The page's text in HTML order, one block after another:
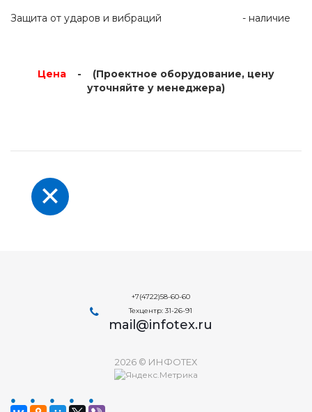
Защита от ударов и вибраций - наличие
Цена
- (Проектное оборудование, цену
уточняйте у менеджера)
+7(4722)58-60-60
Техцентр: 31-26-91
mail@infotex.ru
2026 © ИНФОТЕХ